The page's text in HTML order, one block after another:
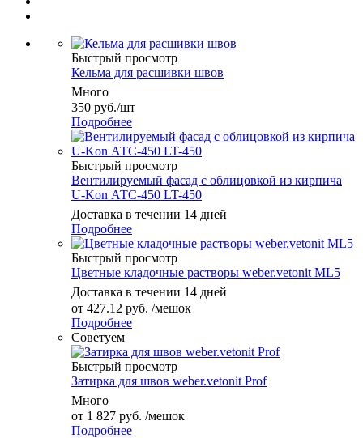
Быстрый просмотр
Кельма для расшивки швов
Много
350 руб./шт
Подробнее
Быстрый просмотр
Вентилируемый фасад с облицовкой из кирпича
U-Kon АТС-450 LT-450
Доставка в течении 14 дней
Подробнее
Быстрый просмотр
Цветные кладочные растворы weber.vetonit ML5
Доставка в течении 14 дней
от 427.12 руб. /мешок
Подробнее
Советуем
Быстрый просмотр
Затирка для швов weber.vetonit Prof
Много
от 1 827 руб. /мешок
Подробнее